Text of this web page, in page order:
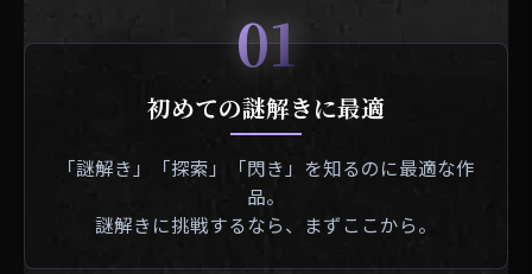
01
初めての謎解きに最適
「謎解き」「探索」「閃き」を知るのに最適な作
品。
謎解きに挑戦するなら、まずここから。